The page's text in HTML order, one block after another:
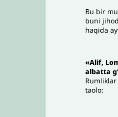
Bu bir
buni
haqida
«Alif,
albatta
taolo: